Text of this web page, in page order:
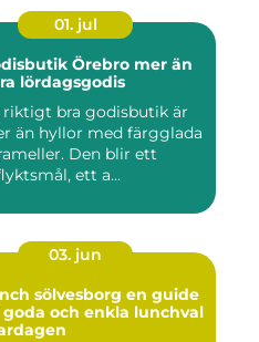
01. jul
Örebro mer än
lördagsgodis
riktigt bra godisbutik är
än hyllor med färgglada
Den blir ett
ett a...
03. jun
sölvesborg en guide
och enkla lunchval